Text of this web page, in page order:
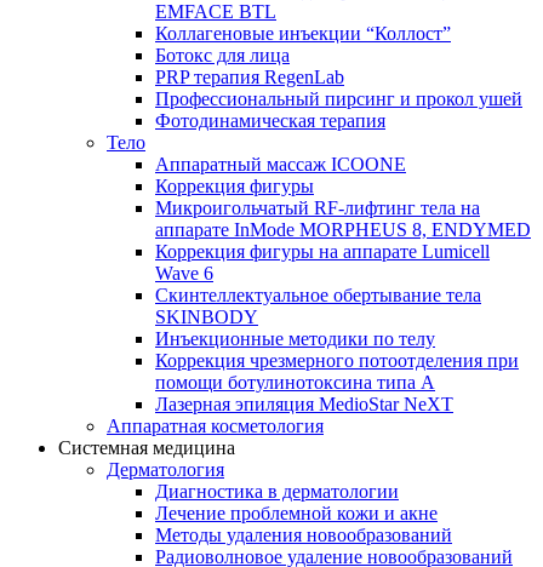
EMFACE BTL
Коллагеновые инъекции “Коллост”
Ботокс для лица
PRP терапия RegenLab
Профессиональный пирсинг и прокол ушей
Фотодинамическая терапия
Тело
Аппаратный массаж ICOONE
Коррекция фигуры
Микроигольчатый RF-лифтинг тела на
аппарате InMode MORPHEUS 8, ENDYMED
Коррекция фигуры на аппарате Lumicell
Wave 6
Скинтеллектуальное обертывание тела
SKINBODY
Инъекционные методики по телу
Коррекция чрезмерного потоотделения при
помощи ботулинотоксина типа А
Лазерная эпиляция MedioStar NeXT
Аппаратная косметология
Системная медицина
Дерматология
Диагностика в дерматологии
Лечение проблемной кожи и акне
Методы удаления новообразований
Радиоволновое удаление новообразований